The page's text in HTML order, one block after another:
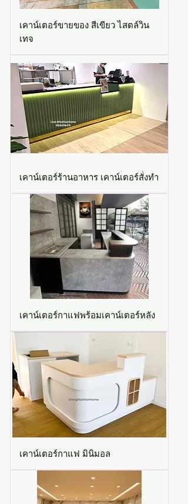
เคาน์เตอร์ขายของ สีเขียว ไสตล์วิน
เทจ
เคาน์เตอร์ร้านอาหาร เคาน์เตอร์สั่งทำ
เคาน์เตอร์กาแฟพร้อมเคาน์เตอร์หลัง
เคาน์เตอร์กาแฟ มินิมอล